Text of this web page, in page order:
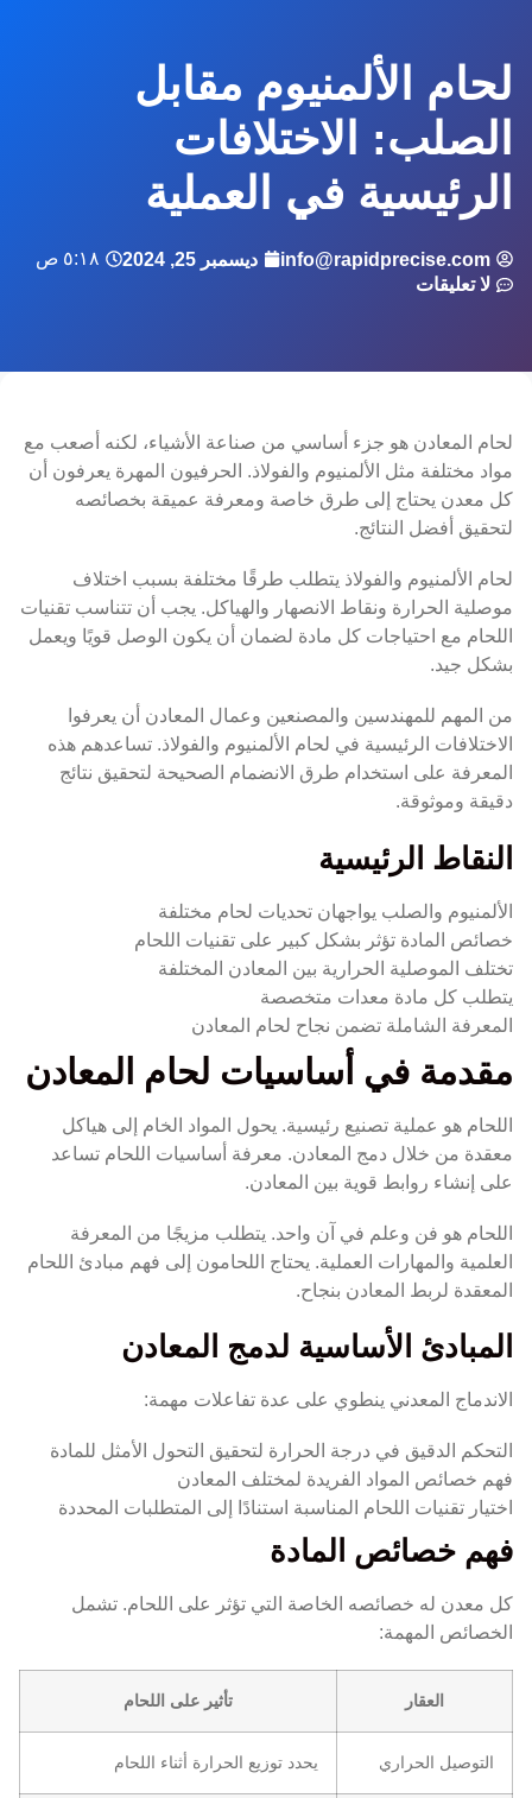
لحام الألمنيوم مقابل
الصلب: الاختلافات
الرئيسية في العملية
info@rapidprecise.com ديسمبر 25, 2024
٥:١٨ ص
لا تعليقات
لحام المعادن هو جزء أساسي من صناعة الأشياء، لكنه أصعب مع
مواد مختلفة مثل الألمنيوم والفولاذ. الحرفيون المهرة يعرفون أن
كل معدن يحتاج إلى طرق خاصة ومعرفة عميقة بخصائصه
لتحقيق أفضل النتائج.
لحام الألمنيوم والفولاذ يتطلب طرقًا مختلفة بسبب اختلاف
موصلية الحرارة ونقاط الانصهار والهياكل. يجب أن تتناسب تقنيات
اللحام مع احتياجات كل مادة لضمان أن يكون الوصل قويًا ويعمل
بشكل جيد.
من المهم للمهندسين والمصنعين وعمال المعادن أن يعرفوا
الاختلافات الرئيسية في لحام الألمنيوم والفولاذ. تساعدهم هذه
المعرفة على استخدام طرق الانضمام الصحيحة لتحقيق نتائج
دقيقة وموثوقة.
النقاط الرئيسية
الألمنيوم والصلب يواجهان تحديات لحام مختلفة
خصائص المادة تؤثر بشكل كبير على تقنيات اللحام
تختلف الموصلية الحرارية بين المعادن المختلفة
يتطلب كل مادة معدات متخصصة
المعرفة الشاملة تضمن نجاح لحام المعادن
مقدمة في أساسيات لحام المعادن
اللحام هو عملية تصنيع رئيسية. يحول المواد الخام إلى هياكل
معقدة من خلال دمج المعادن. معرفة أساسيات اللحام تساعد
على إنشاء روابط قوية بين المعادن.
اللحام هو فن وعلم في آن واحد. يتطلب مزيجًا من المعرفة
العلمية والمهارات العملية. يحتاج اللحامون إلى فهم مبادئ اللحام
المعقدة لربط المعادن بنجاح.
المبادئ الأساسية لدمج المعادن
الاندماج المعدني ينطوي على عدة تفاعلات مهمة:
التحكم الدقيق في درجة الحرارة لتحقيق التحول الأمثل للمادة
فهم خصائص المواد الفريدة لمختلف المعادن
اختيار تقنيات اللحام المناسبة استنادًا إلى المتطلبات المحددة
فهم خصائص المادة
كل معدن له خصائصه الخاصة التي تؤثر على اللحام. تشمل
الخصائص المهمة:
العقار تأثير على اللحام
التوصيل الحراري يحدد توزيع الحرارة أثناء اللحام